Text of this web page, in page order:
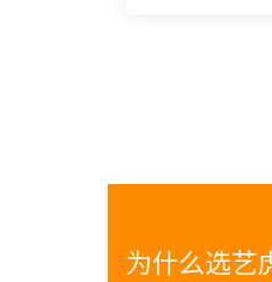
为什么选艺